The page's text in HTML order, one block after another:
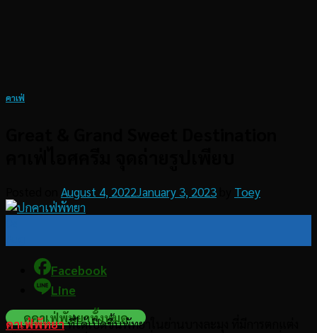
คาเฟ่
August 4, 2022January 3, 2023
Toey
Facebook
Line
ดูคาเฟ่พัทยาทั้งหมด
คาเฟ่พัทยาที่ได้เปิดขึ้นพัทยาในย่านบางละมุง ที่มีการตกแต่ง